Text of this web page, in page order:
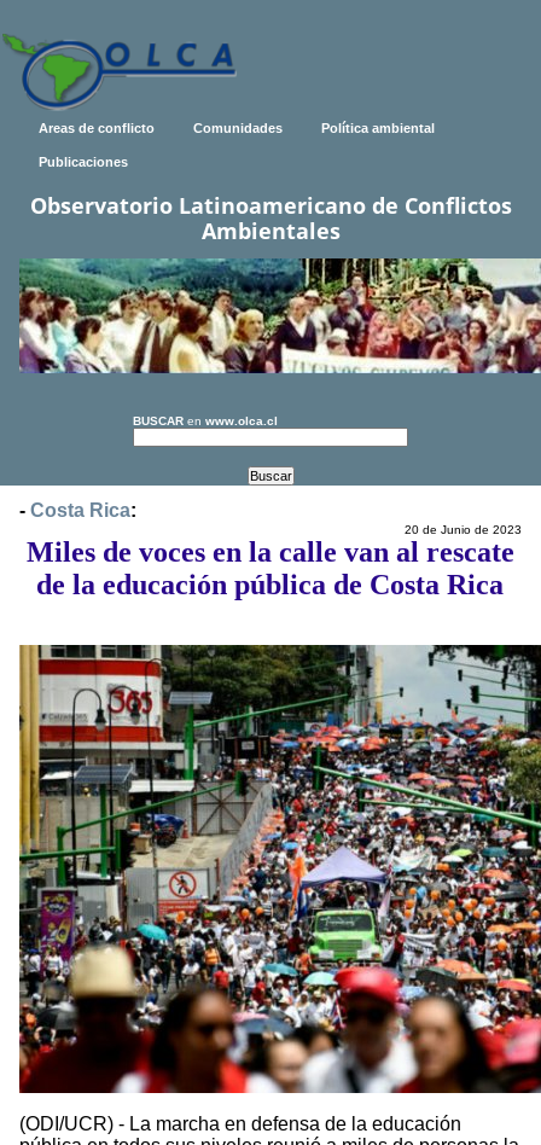
Areas de conflicto Comunidades Política ambiental
Publicaciones
Observatorio Latinoamericano de Conflictos
Ambientales
BUSCAR en www.olca.cl
- Costa Rica:
20 de Junio de 2023
Miles de voces en la calle van al rescate
de la educación pública de Costa Rica
(ODI/UCR) - La marcha en defensa de la educación